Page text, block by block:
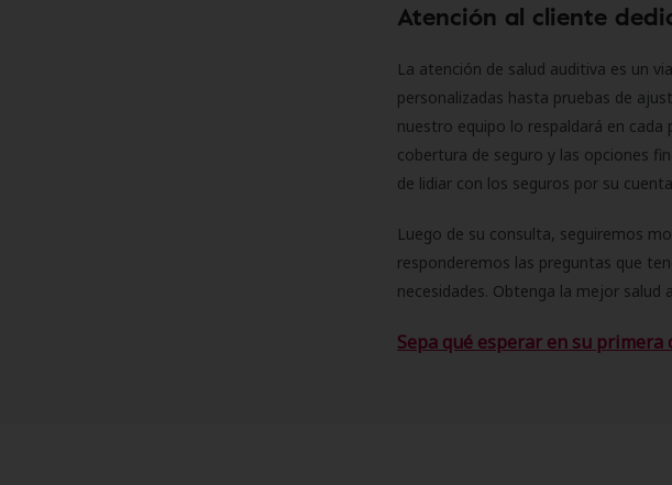
Atención al cliente
La atención de salud auditiva es un
personalizadas hasta pruebas de
nuestro equipo lo respaldará en
cobertura de seguro y las opciones
de lidiar con los seguros por su
Luego de su consulta, seguiremos
responderemos las preguntas que
necesidades. Obtenga la mejor
Sepa qué esperar en su primera